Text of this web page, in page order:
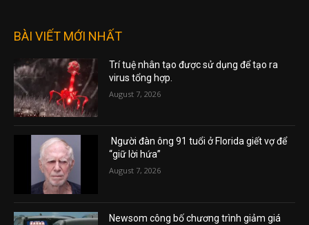
BÀI VIẾT MỚI NHẤT
Trí tuệ nhân tạo được sử dụng để tạo ra
virus tổng hợp.
August 7, 2026
Người đàn ông 91 tuổi ở Florida giết vợ để
“giữ lời hứa”
August 7, 2026
Newsom công bố chương trình giảm giá